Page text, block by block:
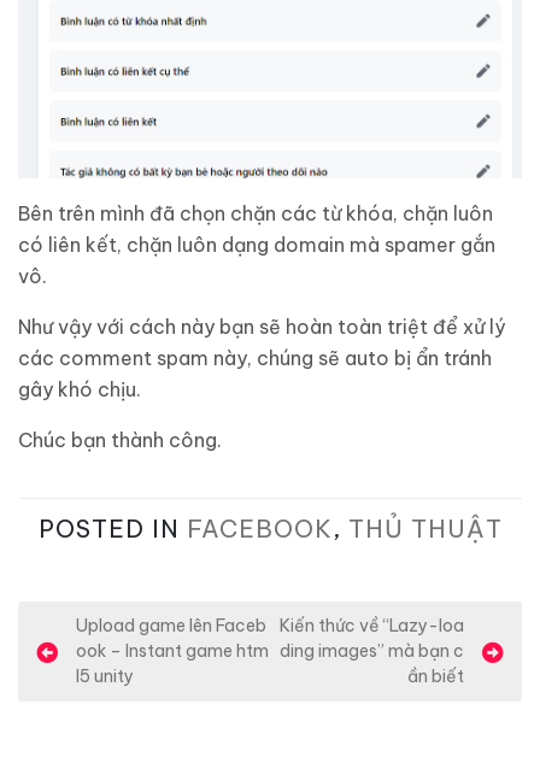
Bên trên mình đã chọn chặn các từ khóa, chặn luôn
có liên kết, chặn luôn dạng domain mà spamer gắn
vô.
Như vậy với cách này bạn sẽ hoàn toàn triệt để xử lý
các comment spam này, chúng sẽ auto bị ẩn tránh
gây khó chịu.
Chúc bạn thành công.
POSTED IN FACEBOOK, THỦ THUẬT
i
Upload game lên Faceb
ook – Instant game htm
l5 unity
Kiến thức về “Lazy-loa
ding images” mà bạn c
ần biết